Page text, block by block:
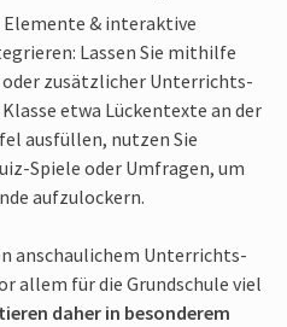
Elemente & interaktive
Lassen Sie mithilfe
zusätzlicher Unterrichts­
etwa Lücken­texte an der
ausfüllen, nutzen Sie
Spiele oder Umfragen, um
aufzulockern.
anschaulichem Unterrichts­
allem für die Grundschule viel
daher in besonderem